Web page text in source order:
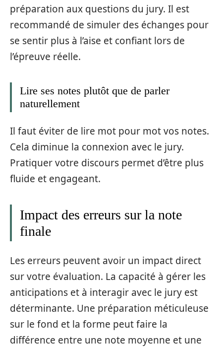
préparation aux questions du jury. Il est
recommandé de simuler des échanges pour
se sentir plus à l’aise et confiant lors de
l’épreuve réelle.
Lire ses notes plutôt que de parler
naturellement
Il faut éviter de lire mot pour mot vos notes.
Cela diminue la connexion avec le jury.
Pratiquer votre discours permet d’être plus
fluide et engageant.
Impact des erreurs sur la note
finale
Les erreurs peuvent avoir un impact direct
sur votre évaluation. La capacité à gérer les
anticipations et à interagir avec le jury est
déterminante. Une préparation méticuleuse
sur le fond et la forme peut faire la
différence entre une note moyenne et une